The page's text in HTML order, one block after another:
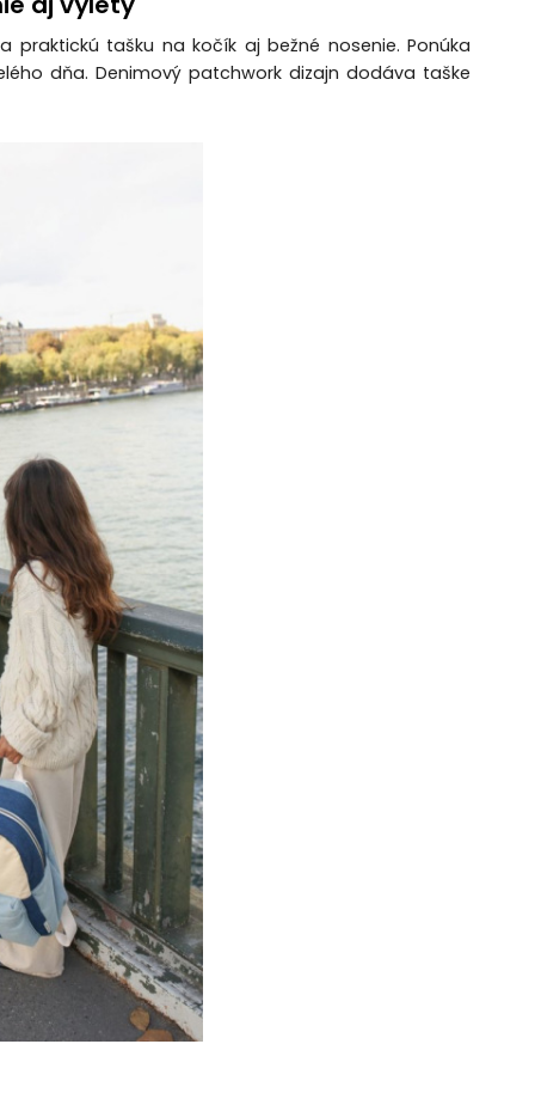
tašku na kočík aj bežné nosenie. Ponúka
dňa. Denimový patchwork dizajn dodáva taške